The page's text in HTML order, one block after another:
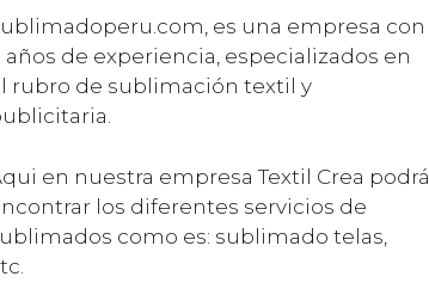
es una empresa con
años de experiencia, especializados en
rubro de sublimación textil y
en nuestra empresa Textil Crea podrá
los diferentes servicios de
como es: sublimado telas,